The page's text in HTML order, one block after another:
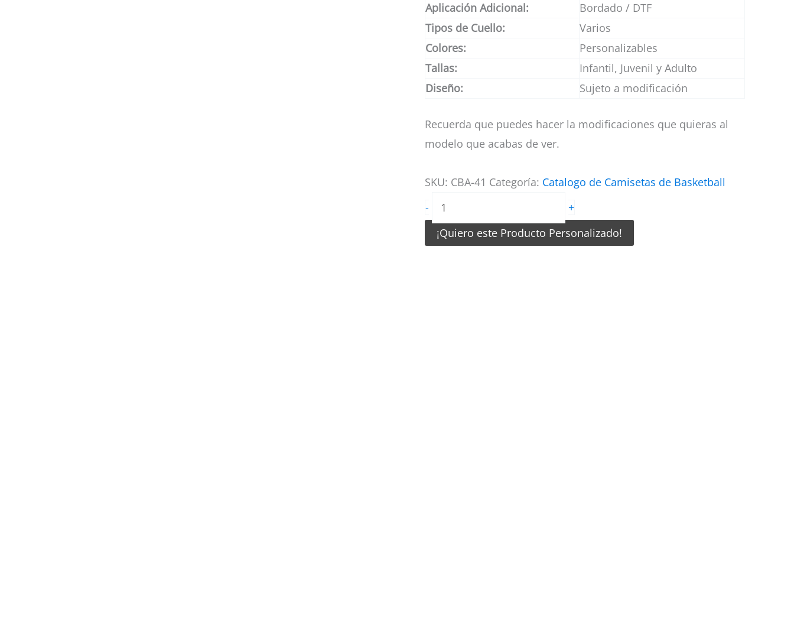
Aplicación Adicional:
Bordado / DTF
Tipos de Cuello:
Varios
Colores:
Personalizables
Tallas:
Infantil, Juvenil y Adulto
Diseño:
Sujeto a modificación
Recuerda que puedes hacer la modificaciones que quieras al
modelo que acabas de ver.
SKU: CBA-41 Categoría: Catalogo de Camisetas de Basketball
-
Camiseta
de
Basquetbol
+
¡Quiero este Producto Personalizado!